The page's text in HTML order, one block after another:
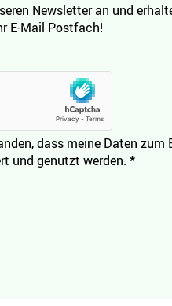
Newsletter an und
E-Mail Postfach!
dass meine Daten zum
und genutzt werden. *